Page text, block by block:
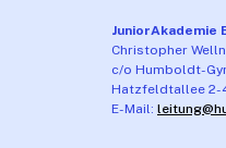
JuniorAkademie
Christopher
c/o Humboldt-
Hatzfeldtallee 2-
E-Mail: